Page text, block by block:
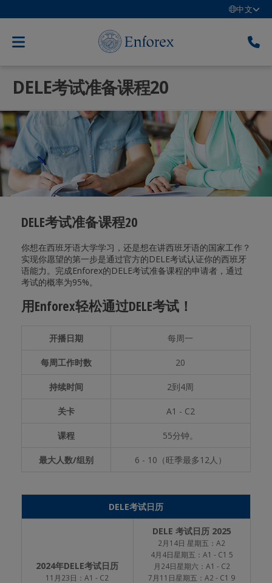
中文
DELE考试准备课程20
DELE考试准备课程20
你想在西班牙语大学学习，还是想在讲西班牙语的国家工作？
实现你愿望的第一步是通过官方的DELE考试认证你的西班牙
语能力。完成Enforex的DELE考试准备课程的申请者，通过
考试的概率为95%。
用Enforex轻松通过DELE考试！
开播日期 每周一
每周工作时数 20
持续时间 2到4周
关卡 A1 - C2
课程 55分钟。
最大人数/组别 6 - 10（旺季最多12人）
DELE考试日历
2024年DELE考试日历
11月23日：A1 - C2
DELE 考试日历 2025
2月14日 星期五：A2
4月4日星期五：A1 - C1 5
月24日星期六：A1 - C2
7月11日星期五：A2 - C1 9